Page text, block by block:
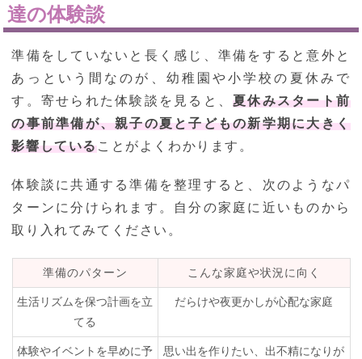
達の体験談
準備をしていないと長く感じ、準備をすると意外と
あっという間なのが、幼稚園や小学校の夏休みで
す。寄せられた体験談を見ると、夏休みスタート前
の事前準備が、親子の夏と子どもの新学期に大きく
影響していることがよくわかります。
体験談に共通する準備を整理すると、次のようなパ
ターンに分けられます。自分の家庭に近いものから
取り入れてみてください。
準備のパターン こんな家庭や状況に向く
生活リズムを保つ計画を立
てる
だらけや夜更かしが心配な家庭
体験やイベントを早めに予
思い出を作りたい、出不精になりが